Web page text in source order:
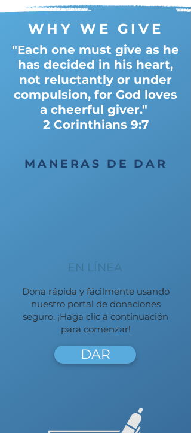
WHY WE GIVE
"Each one must give as he
has decided in his heart,
not reluctantly or under
compulsion, for God loves
a cheerful giver."
2 Corinthians 9:7
MANERAS DE DAR
EN LÍNEA
Dona rápida y fácilmente usando
nuestro portal de donaciones
seguro. ¡Haga clic a continuación
para comenzar!
DAR